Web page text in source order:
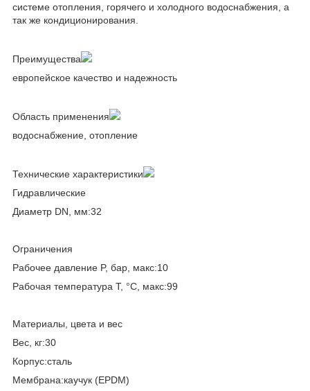
системе отопления, горячего и холодного водоснабжения, а
так же кондиционирования.
Преимущества
европейское качество и надежность
Область применения
водоснабжение, отопление
Технические характеристики
Гидравлические
Диаметр DN, мм:32
Ограничения
Рабочее давление P, бар, макс:10
Рабочая температура T, °C, макс:99
Материалы, цвета и вес
Вес, кг:30
Корпус:сталь
Мембрана:каучук (EPDM)